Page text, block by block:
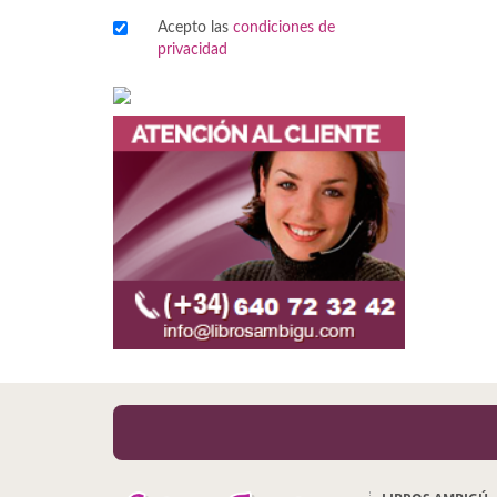
Acepto las condiciones de
privacidad